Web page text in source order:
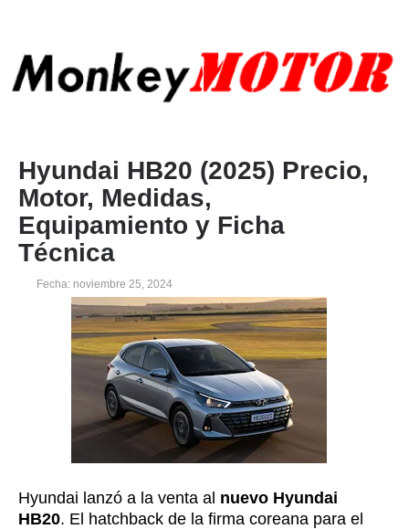
Hyundai HB20 (2025) Precio,
Motor, Medidas,
Equipamiento y Ficha
Técnica
Fecha: noviembre 25, 2024
Hyundai lanzó a la venta al nuevo Hyundai
HB20. El hatchback de la firma coreana para el